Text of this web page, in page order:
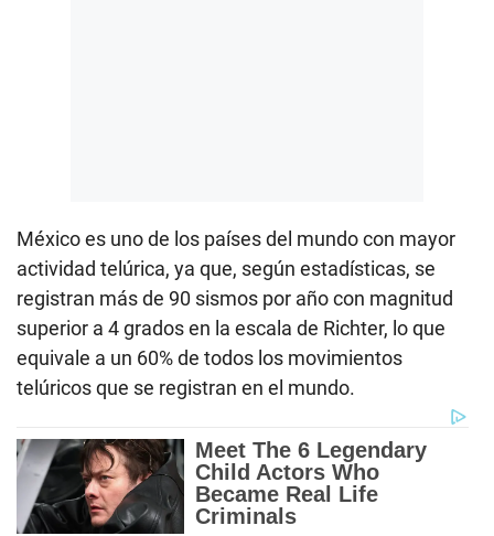
México es uno de los países del mundo con mayor
actividad telúrica, ya que, según estadísticas, se
registran más de 90 sismos por año con magnitud
superior a 4 grados en la escala de Richter, lo que
equivale a un 60% de todos los movimientos
telúricos que se registran en el mundo.